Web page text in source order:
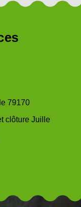
79170
clôture Juille